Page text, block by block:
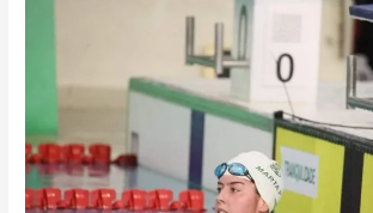
AN
Minho
e
no